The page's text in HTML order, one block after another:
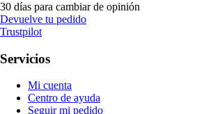
30 días para cambiar de opinión
Devuelve tu pedido
Trustpilot
Servicios
Mi cuenta
Centro de ayuda
Seguir mi pedido